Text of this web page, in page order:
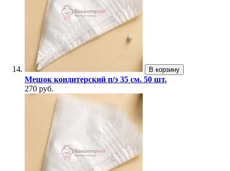
В корзину
Мешок кондитерский п/э 35 см. 50 шт.
270 руб.